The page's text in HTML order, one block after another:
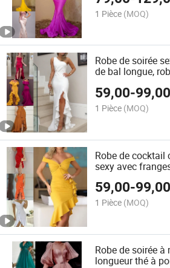
1 Pièce (MOQ)
Robe de soirée
de bal longue,
59,00-99,00
1 Pièce (MOQ)
Robe de cocktail
sexy avec
59,00-99,00
1 Pièce (MOQ)
Robe de soirée
longueur thé à